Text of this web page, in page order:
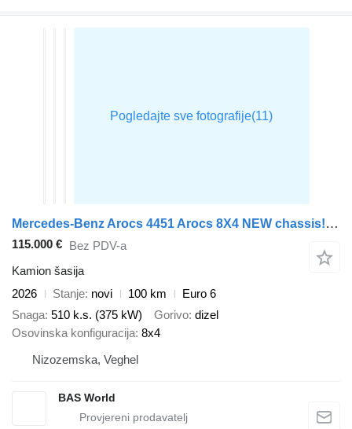
Mercedes-Benz Arocs 4451 Arocs 8X4 NEW chassis! Steel suspension Manual Engine
115.000 € Bez PDV-a
Kamion šasija
2026
Stanje novi 100 km
Euro 6
Snaga 510 k.s. (375 kW) Gorivo dizel
Osovinska konfiguracija 8x4
Nizozemska, Veghel
BAS World